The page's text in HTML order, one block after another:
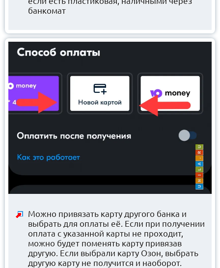
банкомат
Можно привязать карту другого банка и
выбрать для оплаты её. Если при получении
оплата с указанной карты не проходит,
можно будет поменять карту привязав
другую. Если выбрали карту Озон, выбрать
другую карту не получится и наоборот.